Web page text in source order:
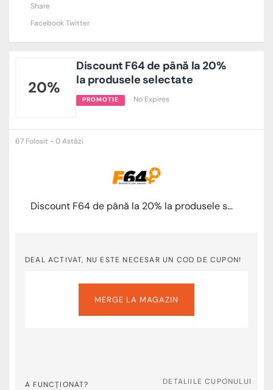
Share
FacebookTwitter
20%
Discount F64 de până la 20%
la produsele selectate
PROMOTIE No Expires
67 Folosit - 0 Astăzi
Discount F64 de până la 20% la produsele selectate
DEAL ACTIVAT, NU ESTE NECESAR UN COD DE CUPON!
MERGE LA MAGAZIN
A FUNCȚIONAT? DETALIILE CUPONULUI